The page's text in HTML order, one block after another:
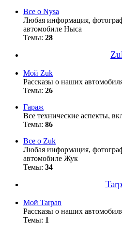
Все о Nysa
Любая информация,
автомобиле Ныса
Темы: 28
Мой Zuk
Рассказы о наших
Темы: 26
Гараж
Все технические аспекты,
Темы: 86
Все о Zuk
Любая информация,
автомобиле Жук
Темы: 34
Мой Tarpan
Рассказы о наших
Темы: 1